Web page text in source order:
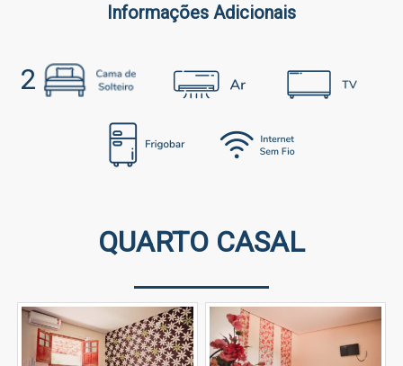
Informações Adicionais
2
QUARTO CASAL